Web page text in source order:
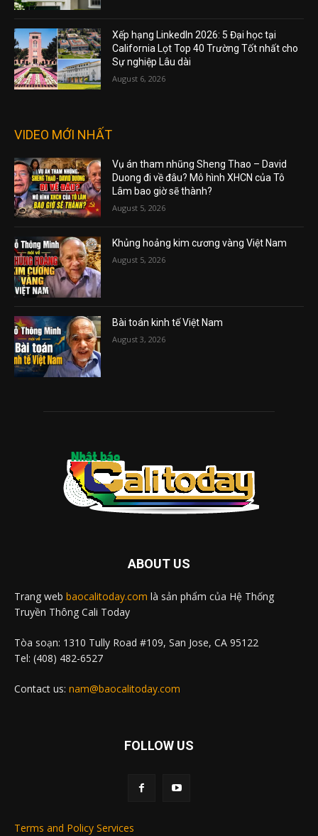
Xếp hạng LinkedIn 2026: 5 Đại học tại
California Lọt Top 40 Trường Tốt nhất cho
Sự nghiệp Lâu dài
August 6, 2026
VIDEO MỚI NHẤT
Vụ án tham nhũng Sheng Thao – David
Duong đi về đâu? Mô hình XHCN của Tô
Lâm bao giờ sẽ thành?
August 5, 2026
Khủng hoảng kim cương vàng Việt Nam
August 5, 2026
Bài toán kinh tế Việt Nam
August 3, 2026
ABOUT US
Trang web baocalitoday.com là sản phẩm của Hệ Thống
Truyền Thông Cali Today
Tòa soạn: 1310 Tully Road #109, San Jose, CA 95122
Tel: (408) 482-6527
Contact us: nam@baocalitoday.com
FOLLOW US
Terms and Policy Services